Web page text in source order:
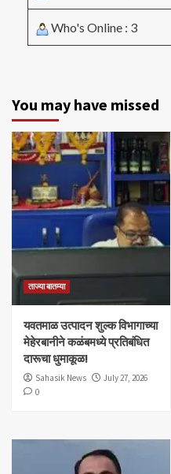
Who's Online : 3
You may have missed
ताज्या बातम्या
यवतमाळ उत्पादन शुल्क विभागाच्या
मेहेरबानीने कळंबमध्ये प्रतिबंधित
दारूचा धुमाकूळ!
Sahasik News
July 27, 2026
0